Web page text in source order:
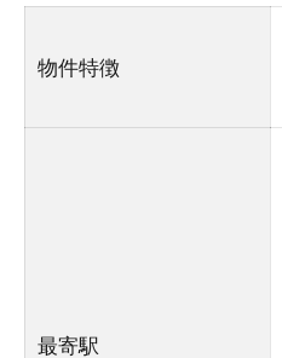
物件特徴
最寄駅